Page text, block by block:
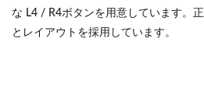
な L4 / R4ボタンを用意しています。
とレイアウトを採用しています。